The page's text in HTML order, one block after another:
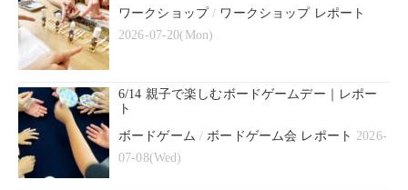
ワークショップ/ ワークショップ レポート
2026-07-20(Mon)
6/14 親子で楽しむボードゲームデー｜レポー
ト
ボードゲーム / ボードゲーム会 レポート 2026-
07-08(Wed)